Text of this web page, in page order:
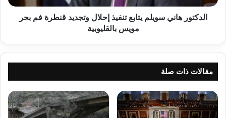
فم
الدكتور هاني سويلم يتابع تنفيذ إحلال وتجديد قنطرة فم بحر
مويس بالقليوبية
مقالات ذات صلة